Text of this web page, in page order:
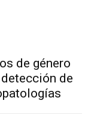
de género
de